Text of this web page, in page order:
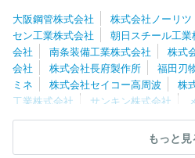
大阪鋼管株式会社 株式会社ノーリツ
セン工業株式会社
朝日スチール工業
会社
南条装備工業株式会社 株式
会社
株式会社長府製作所 福田刃
ミネ
株式会社セイコー高周波 株
工業株式会社
サンキン株式会社
サーモテック
イソガイ株式会社
株式会
株式会社
もっと見